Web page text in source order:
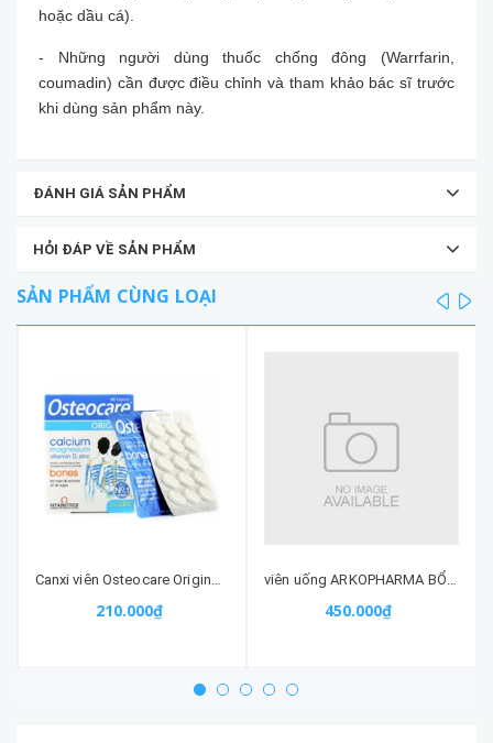
hoặc dầu cá).
- Những người dùng thuốc chống đông (Warrfarin,
coumadin) cần được điều chỉnh và tham khảo bác sĩ trước
khi dùng sản phẩm này.
ĐÁNH GIÁ SẢN PHẨM
HỎI ĐÁP VỀ SẢN PHẨM
SẢN PHẨM CÙNG LOẠI
210.000₫ 450.000₫
prev